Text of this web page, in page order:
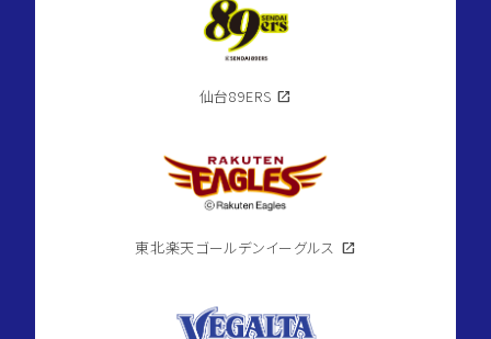
仙台89ERS open_in_new
東北楽天ゴールデンイーグルス open_in_new